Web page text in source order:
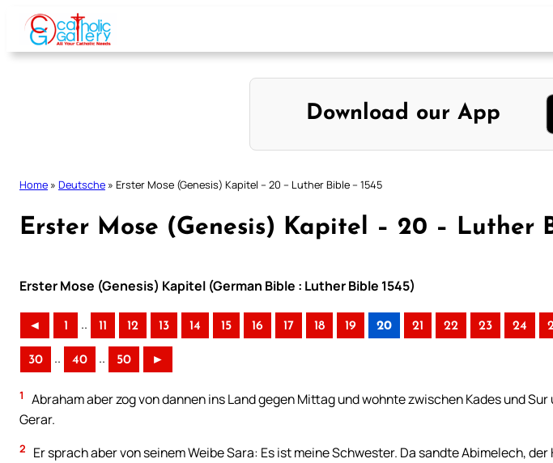
Skip
content
Download our App
Home » Deutsche » Erster Mose (Genesis) Kapitel – 20 – Luther Bible – 1545
Erster Mose (Genesis) Kapitel – 20 – Luther
Erster Mose (Genesis) Kapitel (German Bible : Luther Bible 1545)
◄ 1 .. 11 12 13 14 15 16 17 18 19 20 21 22 23 24
30 .. 40 .. 50 ►
1
Abraham aber zog von dannen ins Land gegen Mittag und wohnte zwischen Kades und
Gerar.
2
Er sprach aber von seinem Weibe Sara: Es ist meine Schwester. Da sandte Abimelech, der